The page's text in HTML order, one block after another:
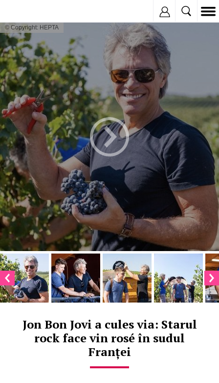
© Copyright: HEPTA
Jon Bon Jovi a cules via: Starul
rock face vin rosé în sudul
Franței